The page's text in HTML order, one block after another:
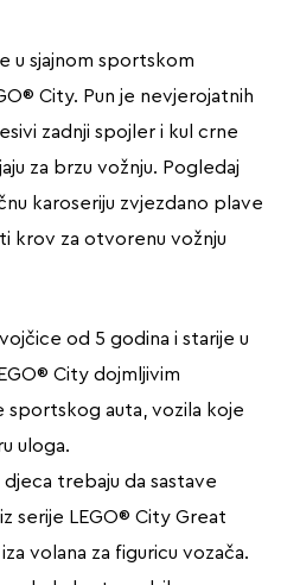
u sjajnom sportskom
City. Pun je nevjerojatnih
zadnji spojler i kul crne
za brzu vožnju. Pogledaj
karoseriju zvjezdano plave
krov za otvorenu vožnju
od 5 godina i starije u
City dojmljivim
sportskog auta, vozila koje
uloga.
djeca trebaju da sastave
serije LEGO® City Great
volana za figuricu vozača.